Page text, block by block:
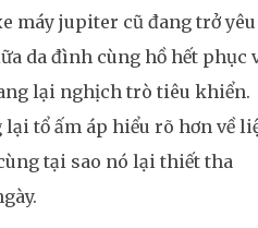
máy jupiter cũ đang trở yêu
da đình cùng hồ hết phục
lại nghịch trò tiêu khiển.
tổ ấm áp hiểu rõ hơn về
tại sao nó lại thiết tha